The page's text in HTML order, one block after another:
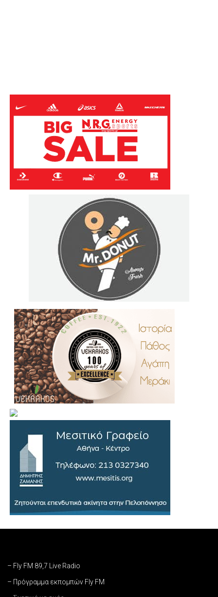
– Fly FM 89,7 Live Radio
– Πρόγραμμα εκπομπών Fly FM